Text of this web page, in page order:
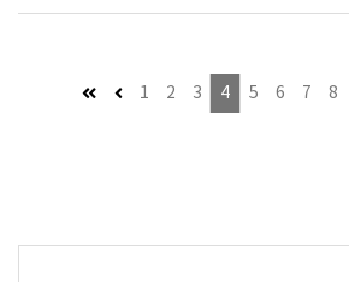
첫 페이지이전 페이지 (이동불가)
1 2 3 4 5 6 7 8